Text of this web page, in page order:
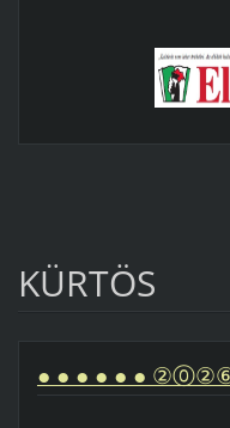
KÜRTÖS
● ● ● ● ● ●